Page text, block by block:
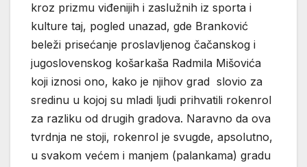
kroz prizmu viđenijih i zaslužnih iz sporta i
kulture taj, pogled unazad, gde Branković
beleži prisećanje proslavljenog čačanskog i
jugoslovenskog košarkaša Radmila Mišovića
koji iznosi ono, kako je njihov grad slovio za
sredinu u kojoj su mladi ljudi prihvatili rokenrol
za razliku od drugih gradova. Naravno da ova
tvrdnja ne stoji, rokenrol je svugde, apsolutno,
u svakom većem i manjem (palankama) gradu